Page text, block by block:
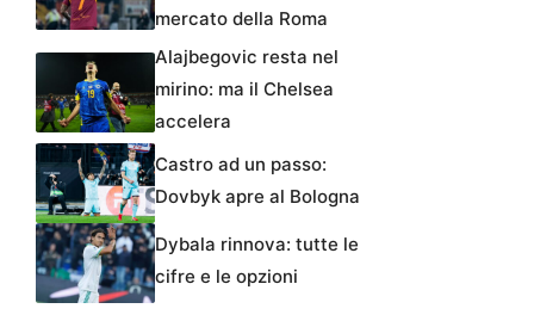
mercato della Roma
Alajbegovic resta nel
mirino: ma il Chelsea
accelera
Castro ad un passo:
Dovbyk apre al Bologna
Dybala rinnova: tutte le
cifre e le opzioni